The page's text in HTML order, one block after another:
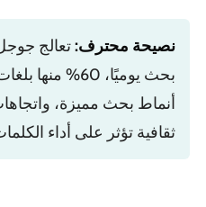
نصيحة محترف:
بحث يوميًا، 60%
أنماط بحث مميزة،
ثقافية تؤثر على أداء